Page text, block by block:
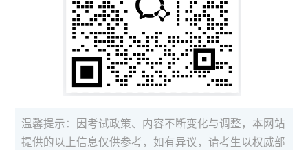
温馨提示：因考试政策、内容不断变化与调整，本网站
提供的以上信息仅供参考，如有异议，请考生以权威部